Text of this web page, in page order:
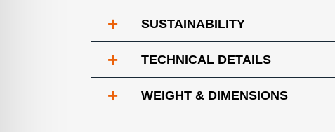
+ SUSTAINABILITY
+ TECHNICAL DETAILS
+ WEIGHT & DIMENSIONS